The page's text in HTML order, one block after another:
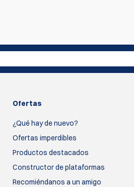
Ofertas
¿Qué hay de nuevo?
Ofertas imperdibles
Productos destacados
Constructor de plataformas
Recomiéndanos a un amigo